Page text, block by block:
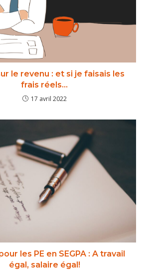
le revenu : et si je faisais les
frais réels…
17 avril 2022
les PE en SEGPA : A travail
égal, salaire égal!